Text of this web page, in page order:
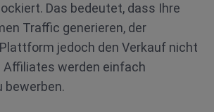
Das bedeutet, dass Ihre
Traffic generieren, der
jedoch den Verkauf nicht
Affiliates werden einfach
bewerben.